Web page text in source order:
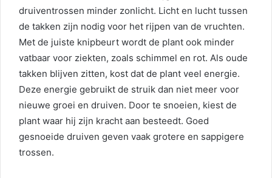
druiventrossen minder zonlicht. Licht en lucht tussen
de takken zijn nodig voor het rijpen van de vruchten.
Met de juiste knipbeurt wordt de plant ook minder
vatbaar voor ziekten, zoals schimmel en rot. Als oude
takken blijven zitten, kost dat de plant veel energie.
Deze energie gebruikt de struik dan niet meer voor
nieuwe groei en druiven. Door te snoeien, kiest de
plant waar hij zijn kracht aan besteedt. Goed
gesnoeide druiven geven vaak grotere en sappigere
trossen.